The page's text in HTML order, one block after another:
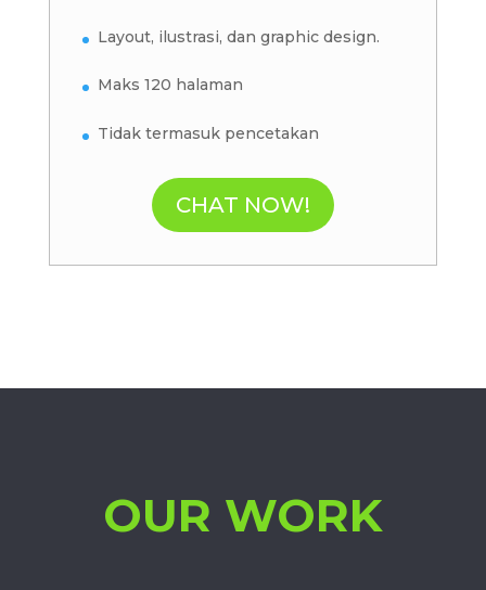
Layout, ilustrasi, dan graphic design.
Maks 120 halaman
Tidak termasuk pencetakan
CHAT NOW!
OUR WORK